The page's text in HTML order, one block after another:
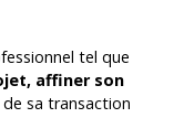
tel que
affiner son
sa transaction